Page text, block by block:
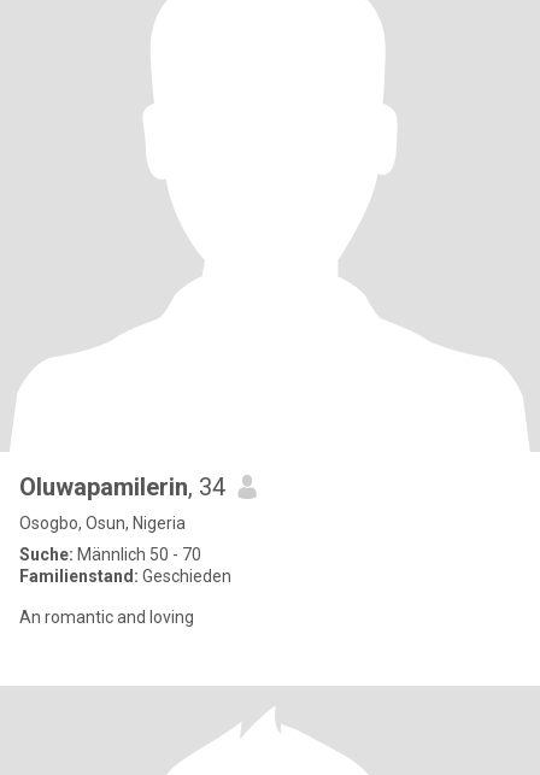
Oluwapamilerin, 34
Osogbo, Osun, Nigeria
Suche: Männlich 50 - 70
Familienstand: Geschieden
An romantic and loving